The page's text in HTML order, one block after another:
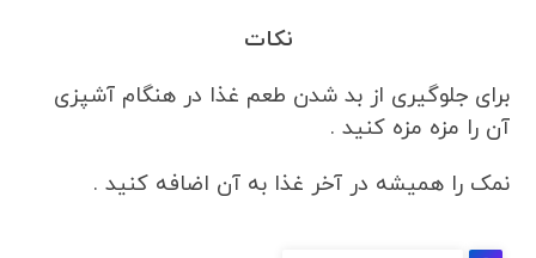
نکات
برای جلوگیری از بد شدن طعم غذا در هنگام آشپزی
آن را مزه مزه کنید .
نمک را همیشه در آخر غذا به آن اضافه کنید .